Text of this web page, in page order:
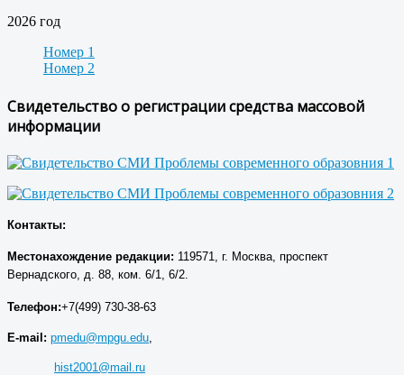
2026 год
Номер 1
Номер 2
Свидетельство о регистрации средства массовой
информации
Контакты:
Местонахождение редакции: 119571, г. Москва, проспект
Вернадского, д. 88, ком. 6/1, 6/2.
Телефон:+7(499) 730-38-63
E-mail: pmedu@mpgu.edu
hist2001@mail.ru